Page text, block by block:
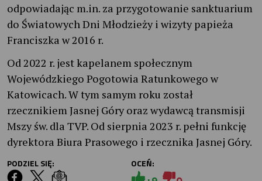
odpowiadając m.in. za przygotowanie sanktuarium
do Światowych Dni Młodzieży i wizyty papieża
Franciszka w 2016 r.
Od 2022 r. jest kapelanem społecznym
Wojewódzkiego Pogotowia Ratunkowego w
Katowicach. W tym samym roku został
rzecznikiem Jasnej Góry oraz wydawcą transmisji
Mszy św. dla TVP. Od sierpnia 2023 r. pełni funkcję
dyrektora Biura Prasowego i rzecznika Jasnej Góry.
PODZIEL SIĘ: OCEŃ: